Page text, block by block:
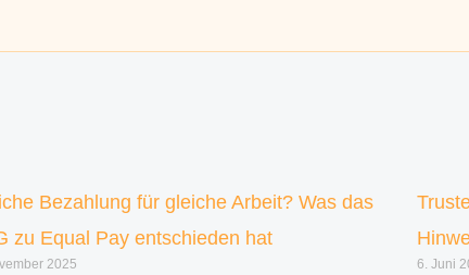
Bezahlung für gleiche Arbeit? Was das
zu Equal Pay entschieden hat
2025 6. Juni